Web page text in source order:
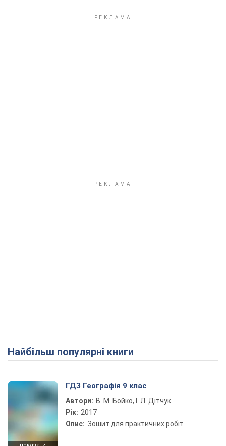
Найбільш популярні книги
ГДЗ Географія 9 клас
Автори: В. М. Бойко, І. Л. Дітчук
Рік: 2017
Опис: Зошит для практичних робіт